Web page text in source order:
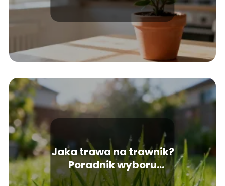
Jaka trawa na trawnik?
Poradnik wyboru
odpowiedniej